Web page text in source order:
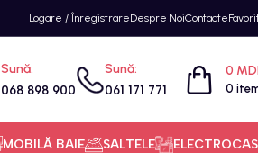
Logare / ÎnregistrareDespre NoiContacte
Sună:
068 898 900
Sună:
061 171 771 0
0
MOBILĂ BAIE SALTELE